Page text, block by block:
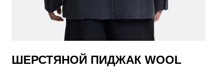
​ШЕРСТЯНОЙ ПИДЖАК WOOL